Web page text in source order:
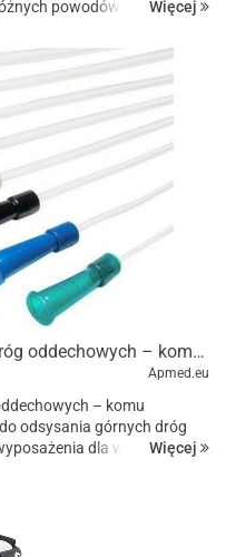
powodów nie są w
Więcej
Cewniki do odsysania górnych dróg oddechowych – komu przysługuje refundacja NFZ?
Apmed.eu
– komu
odsysania górnych dróg
dla wielu Więcej